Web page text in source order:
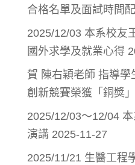
合格名單及面試時間
2025/12/03 本系校友
國外求學及就業心得
賀 陳右穎老師 指導
創新競賽榮獲「銅獎」
2025/12/03～12/04
演講 2025-11-27
2025/11/21 生醫工程